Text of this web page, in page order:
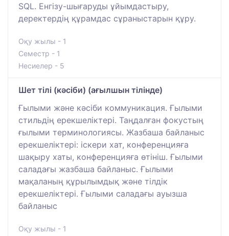
SQL. Енгізу-шығаруды ұйымдастыру,
деректердің құрамдас сұраныстарын құру.
Оқу жылы - 1
Семестр - 1
Несиелер - 5
Шет тілі (кәсіби) (ағылшын тілінде)
Ғылыми және кәсіби коммуникация. Ғылыми
стильдің ерекшеліктері. Таңдалған фокустың
ғылыми терминологиясы. Жазбаша байланыс
ерекшеліктері: іскери хат, конференцияға
шақыру хаты, конференцияға өтініш. Ғылыми
саладағы жазбаша байланыс. Ғылыми
мақаланың құрылымдық және тілдік
ерекшеліктері. Ғылыми саладағы ауызша
байланыс
Оқу жылы - 1